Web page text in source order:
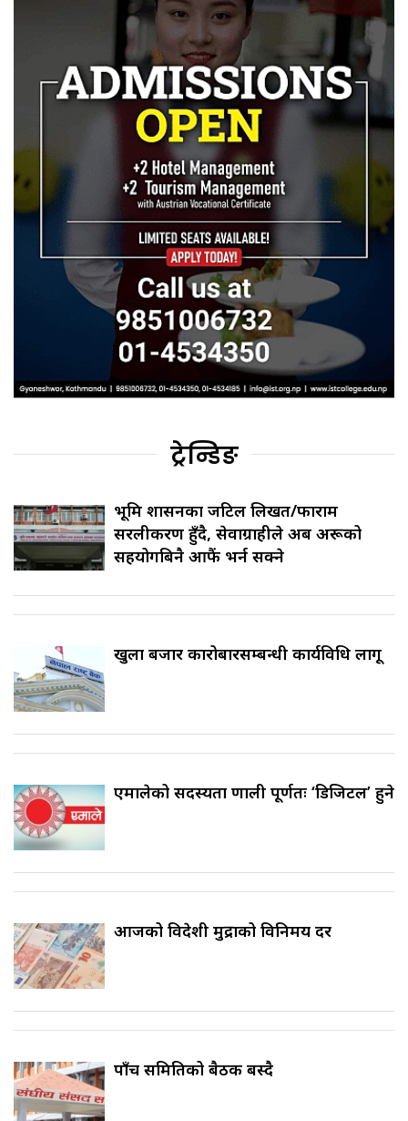
ट्रेन्डिङ
भूमि प्रशासनका जटिल लिखत/फाराम
सरलीकरण हुँदै, सेवाग्राहीले अब अरूको
सहयोगबिनै आफैं भर्न सक्ने
खुला बजार कारोबारसम्बन्धी कार्यविधि लागू
एमालेको सदस्यता प्रणाली पूर्णतः ‘डिजिटल’ हुने
आजको विदेशी मुद्राको विनिमय दर
पाँच समितिको बैठक बस्दै